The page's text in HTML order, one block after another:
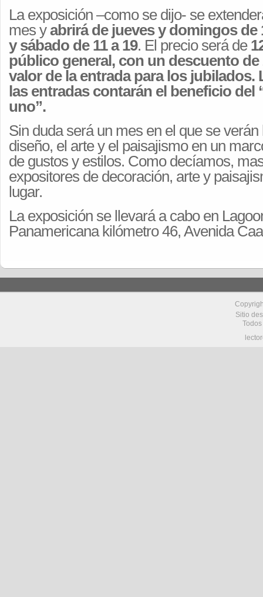
La exposición –como se dijo- se
mes yabrirá de jueves y domingos de
y sábado de 11 a 19. El precio será de
público general, con un descuento de
valor de la entrada para los jubilados.
las entradas contarán el beneficio del
uno”.
Sin duda será un mes en el que se
diseño, el arte y el paisajismo en un
de gustos y estilos. Como decíamos,
expositores de decoración, arte y
lugar.
La exposición se llevará a cabo en
Panamericana kilómetro 46, Avenida
Sitio